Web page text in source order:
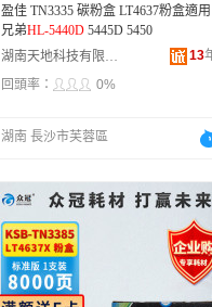
盈佳 TN3335 碳粉盒 LT4637粉盒適用
兄弟HL-5440D 5445D 5450
湖南天地科技有限公司
13
回頭率：
0%
湖南 長沙市芙蓉區